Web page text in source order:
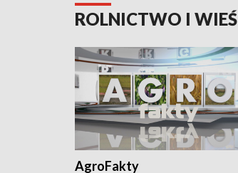
ROLNICTWO I WIEŚ
AgroFakty